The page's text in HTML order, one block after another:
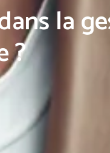
la
?